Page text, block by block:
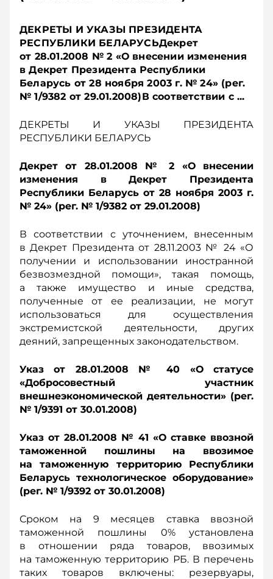
ДЕКРЕТЫ И УКАЗЫ ПРЕЗИДЕНТА
РЕСПУБЛИКИ БЕЛАРУСЬДекрет
от 28.01.2008 № 2 «О внесении изменения
в Декрет Президента Республики
Беларусь от 28 ноября 2003 г. № 24» (рег.
№ 1/9382 от 29.01.2008)В соответствии с ...
ДЕКРЕТЫ И УКАЗЫ ПРЕЗИДЕНТА
РЕСПУБЛИКИ БЕЛАРУСЬ
Декрет от 28.01.2008 № 2 «О внесении
изменения в Декрет Президента
Республики Беларусь от 28 ноября 2003 г.
№ 24» (рег. № 1/9382 от 29.01.2008)
В соответствии с уточнением, внесенным
в Декрет Президента от 28.11.2003 № 24 «О
получении и использовании иностранной
безвозмездной помощи», такая помощь,
а также имущество и иные средства,
полученные от ее реализации, не могут
использоваться для осуществления
экстремистской деятельности, других
деяний, запрещенных законодательством.
Указ от 28.01.2008 № 40 «О статусе
«Добросовестный участник
внешнеэкономической деятельности» (рег.
№ 1/9391 от 30.01.2008)
Указ от 28.01.2008 № 41 «О ставке ввозной
таможенной пошлины на ввозимое
на таможенную территорию Республики
Беларусь технологическое оборудование»
(рег. № 1/9392 от 30.01.2008)
Сроком на 9 месяцев ставка ввозной
таможенной пошлины 0% установлена
в отношении ряда товаров, ввозимых
на таможенную территорию РБ. В перечень
таких товаров включены: резервуары,